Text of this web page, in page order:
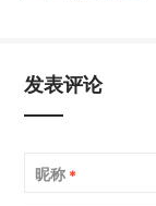
发表评论
昵称 *